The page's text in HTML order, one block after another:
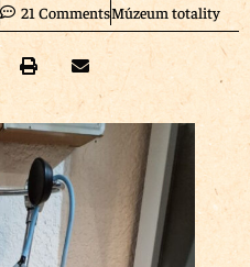
21 CommentsMúzeum totality